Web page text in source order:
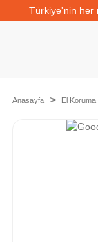
Türkiye'nin her
Anasayfa El Koruma